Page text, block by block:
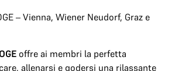
– Vienna, Wiener Neudorf, Graz e
offre ai membri la perfetta
allenarsi e godersi una rilassante